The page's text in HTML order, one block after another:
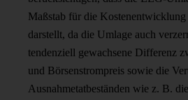
Maßstab für die Kostenentwicklung
darstellt, da die Umlage auch
tendenziell gewachsene Differenz
und Börsenstrompreis sowie die
Ausnahmetatbeständen wie z. B.